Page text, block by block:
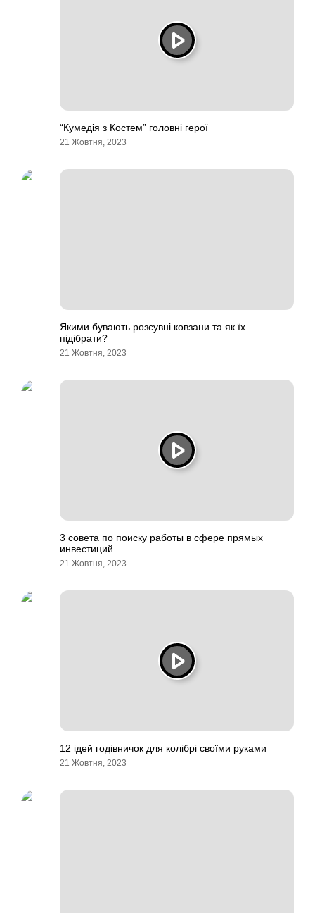
“Кумедія з Костем” головні герої
21 Жовтня, 2023
Якими бувають розсувні ковзани та як їх
підібрати?
21 Жовтня, 2023
3 совета по поиску работы в сфере прямых
инвестиций
21 Жовтня, 2023
12 ідей годівничок для колібрі своїми руками
21 Жовтня, 2023